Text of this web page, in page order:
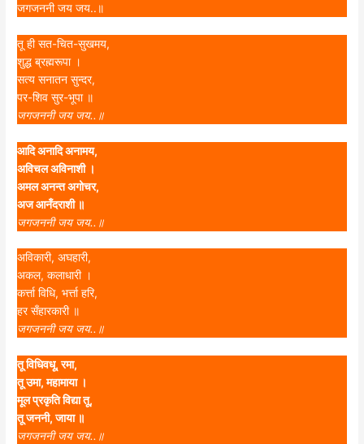
जगजननी जय जय..॥
तू ही सत-चित-सुखमय,
शुद्ध ब्रह्मरूपा ।
सत्य सनातन सुन्दर,
पर-शिव सुर-भूपा ॥
जगजननी जय जय..॥
आदि अनादि अनामय,
अविचल अविनाशी ।
अमल अनन्त अगोचर,
अज आनँदराशी ॥
जगजननी जय जय..॥
अविकारी, अघहारी,
अकल, कलाधारी ।
कर्त्ता विधि, भर्त्ता हरि,
हर सँहारकारी ॥
जगजननी जय जय..॥
तू विधिवधू, रमा,
तू उमा, महामाया ।
मूल प्रकृति विद्या तू,
तू जननी, जाया ॥
जगजननी जय जय..॥